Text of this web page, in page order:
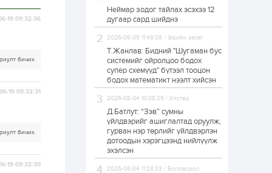
19 09:32:36
бичих
19 09:32:31
бичих
19 09:32:30
Н.Номтойбаяр:
Аймгуудад
тулгамдаж буй
асуудлуудыг долоо
хоног бүр Засгийн
газрын...
1 өдөр 0
УИХ-ын дарга
С.Бямбацогт төрийг
төлөөлөн Сутай
хайрхны тэнгэрийг
тахих төрийн
тахилгад оролцлоо
1 өдөр 2 0
“Хотын дарга сонсож
дугаарыг
наймдугаар сарын
Неймар зодог тайлах эсэхээ 12
дугаар сард шийднэ
2026-08-05 11:49:38 / Эдийн засаг
Т.Жанлав: Бидний "Шугаман бус
системийг ойролцоо бодох
супер схемүүд" бүтээл тооцон
бодох математикт нээлт хийсэн
2026-08-04 10:08:29 / Улстөр
Д.Батлут: “Зэв” сумны
үйлдвэрийг ашиглалтад оруулж,
гурван нэр төрлийг үйлдвэрлэн
дотоодын хэрэгцээнд нийлүүлж
эхэлсэн
2026-08-04 11:28:33 / Боловсрол